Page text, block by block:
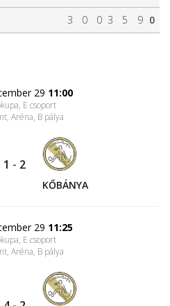
3 0 0 3 5 9 0
29 11:00
E csoport
Aréna, B pálya
1 - 2
KŐBÁNYA
29 11:25
E csoport
Aréna, B pálya